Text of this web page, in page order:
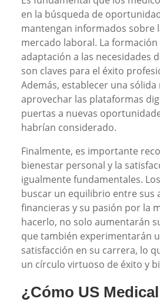
en la búsqueda de
mantengan informados sobre
mercado laboral. La
adaptación a las necesidades
son claves para el éxito
Además, establecer una
aprovechar las plataformas
puertas a nuevas
habrían considerado.
Finalmente, es importante
bienestar personal y la
igualmente fundamentales.
buscar un equilibrio entre sus
financieras y su pasión por la
hacerlo, no solo aumentarán
que también experimentarán
satisfacción en su carrera, lo
un círculo virtuoso de éxito y
¿Cómo US